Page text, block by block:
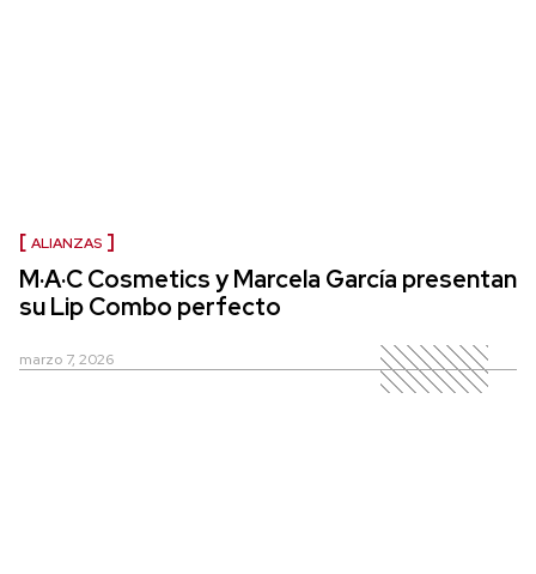
ALIANZAS
M·A·C Cosmetics y Marcela García presentan
su Lip Combo perfecto
marzo 7, 2026